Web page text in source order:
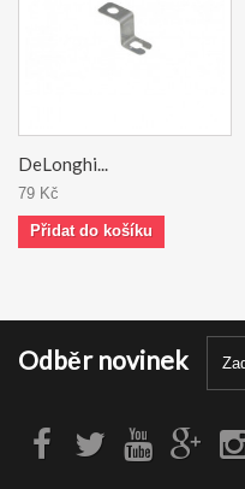
DeLonghi...
79 Kč
Přidat do košíku
Odběr novinek